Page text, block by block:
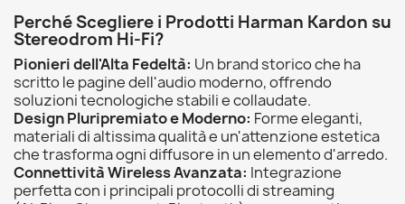
Perché Scegliere i Prodotti Harman Kardon su
Stereodrom Hi-Fi?
Pionieri dell'Alta Fedeltà: Un brand storico che ha
scritto le pagine dell'audio moderno, offrendo
soluzioni tecnologiche stabili e collaudate.
Design Pluripremiato e Moderno: Forme eleganti,
materiali di altissima qualità e un'attenzione estetica
che trasforma ogni diffusore in un elemento d'arredo.
Connettività Wireless Avanzata: Integrazione
perfetta con i principali protocolli di streaming